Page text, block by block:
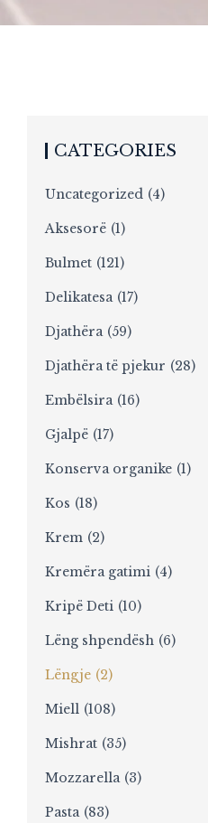
CATEGORIES
Uncategorized (4)
Aksesorë (1)
Bulmet (121)
Delikatesa (17)
Djathëra (59)
Djathëra të pjekur (28)
Embëlsira (16)
Gjalpë (17)
Konserva organike (1)
Kos (18)
Krem (2)
Kremëra gatimi (4)
Kripë Deti (10)
Lëng shpendësh (6)
Lëngje (2)
Miell (108)
Mishrat (35)
Mozzarella (3)
Pasta (83)